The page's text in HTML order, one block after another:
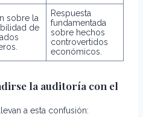
sobre la
de
Respuesta
fundamentada
sobre hechos
controvertidos
económicos.
la auditoría con el
a esta confusión: